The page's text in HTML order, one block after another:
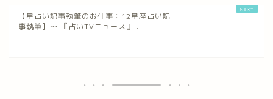
【星占い記事執筆のお仕事：12星座占い記
事執筆】〜 『占いTVニュース』...